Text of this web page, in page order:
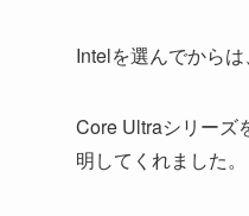
Intelを選んでから
Core Ultraシリーズ
明してくれました。